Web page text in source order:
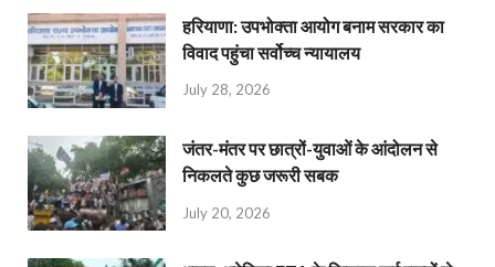
हरियाणा: उपभोक्ता आयोग बनाम सरकार का
विवाद पहुंचा सर्वोच्च न्यायालय
July 28, 2026
जंतर-मंतर पर छात्रों-युवाओं के आंदोलन से
निकलते कुछ जरूरी सबक
July 20, 2026